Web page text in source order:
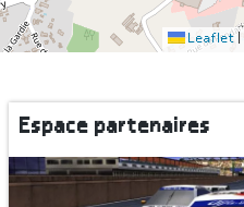
Leaflet
Espace partenaires